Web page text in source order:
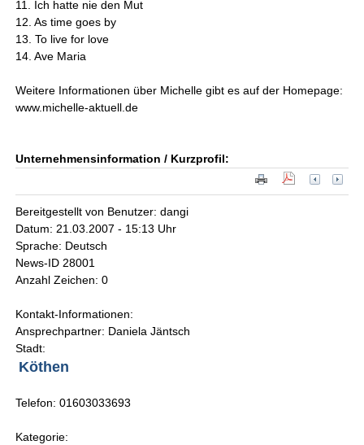
11. Ich hatte nie den Mut
12. As time goes by
13. To live for love
14. Ave Maria
Weitere Informationen über Michelle gibt es auf der Homepage:
www.michelle-aktuell.de
Unternehmensinformation / Kurzprofil:
Bereitgestellt von Benutzer: dangi
Datum: 21.03.2007 - 15:13 Uhr
Sprache: Deutsch
News-ID 28001
Anzahl Zeichen: 0
Kontakt-Informationen:
Ansprechpartner: Daniela Jäntsch
Stadt:
Köthen
Telefon: 01603033693
Kategorie: